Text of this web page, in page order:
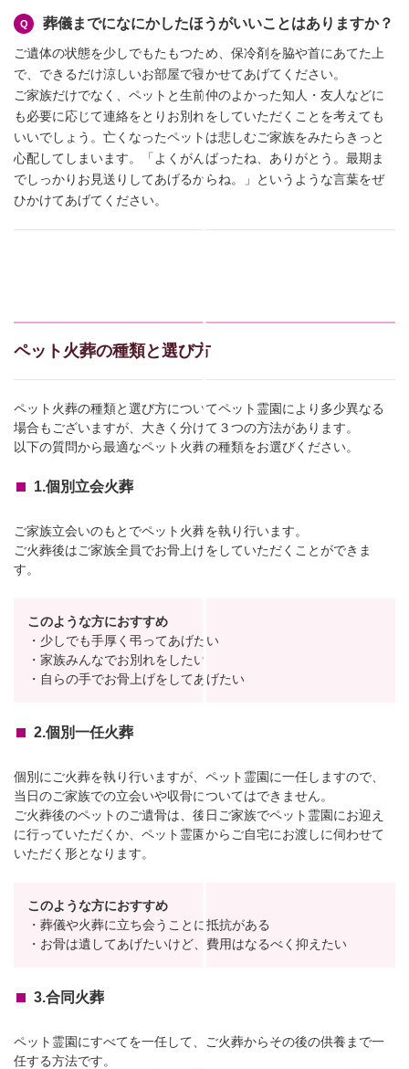
葬儀までになにかしたほうがいいことはありますか？
ご遺体の状態を少しでもたもつため、保冷剤を脇や首にあてた上
で、できるだけ涼しいお部屋で寝かせてあげてください。
ご家族だけでなく、ペットと生前仲のよかった知人・友人などに
も必要に応じて連絡をとりお別れをしていただくことを考えても
いいでしょう。亡くなったペットは悲しむご家族をみたらきっと
心配してしまいます。「よくがんばったね、ありがとう。最期ま
でしっかりお見送りしてあげるからね。」というような言葉をぜ
ひかけてあげてください。
ペット火葬の種類と選び方
ペット火葬の種類と選び方についてペット霊園により多少異なる
場合もございますが、大きく分けて３つの方法があります。
以下の質問から最適なペット火葬の種類をお選びください。
1.個別立会火葬
ご家族立会いのもとでペット火葬を執り行います。
ご火葬後はご家族全員でお骨上げをしていただくことができま
す。
このような方におすすめ
・少しでも手厚く弔ってあげたい
・家族みんなでお別れをしたい
・自らの手でお骨上げをしてあげたい
2.個別一任火葬
個別にご火葬を執り行いますが、ペット霊園に一任しますので、
当日のご家族での立会いや収骨についてはできません。
ご火葬後のペットのご遺骨は、後日ご家族でペット霊園にお迎え
に行っていただくか、ペット霊園からご自宅にお渡しに伺わせて
いただく形となります。
このような方におすすめ
・葬儀や火葬に立ち会うことに抵抗がある
・お骨は遺してあげたいけど、費用はなるべく抑えたい
3.合同火葬
ペット霊園にすべてを一任して、ご火葬からその後の供養まで一
任する方法です。